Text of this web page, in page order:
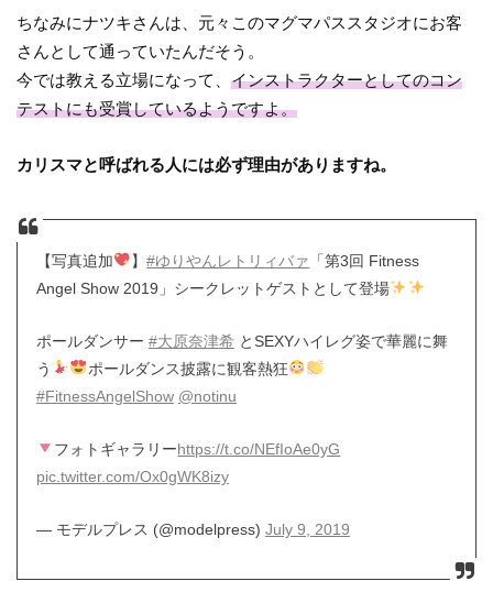
ちなみにナツキさんは、元々このマグマパススタジオにお客
さんとして通っていたんだそう。
今では教える立場になって、インストラクターとしてのコン
テストにも受賞しているようですよ。
カリスマと呼ばれる人には必ず理由がありますね。
【写真追加 】#ゆりやんレトリィバァ 「第3回 Fitness
Angel Show 2019」シークレットゲストとして登場
ポールダンサー #大原奈津希とSEXYハイレグ姿で華麗に舞
う
ポールダンス披露に観客熱狂
#FitnessAngelShow @notinu
フォトギャラリーhttps://t.co/NEfIoAe0yG
pic.twitter.com/Ox0gWK8izy
— モデルプレス (@modelpress) July 9, 2019